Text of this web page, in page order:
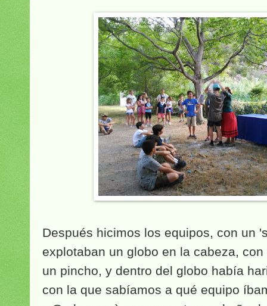
Después hicimos los equipos, con un
explotaban un globo en la cabeza,
un pincho, y dentro del globo había
con la que sabíamos a qué equipo